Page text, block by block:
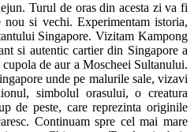
Turul de oras din acesta zi va fi
nou si vechi. Experimentam istoria,
Singapore. Vizitam Kampong
si autentic cartier din Singapore a
de aur a Moscheei Sultanului.
unde pe malurile sale, vizavi
simbolul orasului, o creatura
de peste, care reprezinta originile
Continuam spre cel mai mare